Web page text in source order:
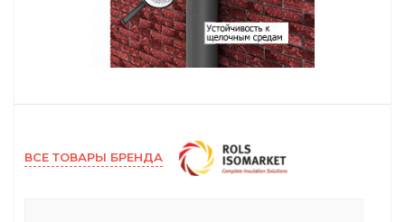
ВСЕ ТОВАРЫ БРЕНДА